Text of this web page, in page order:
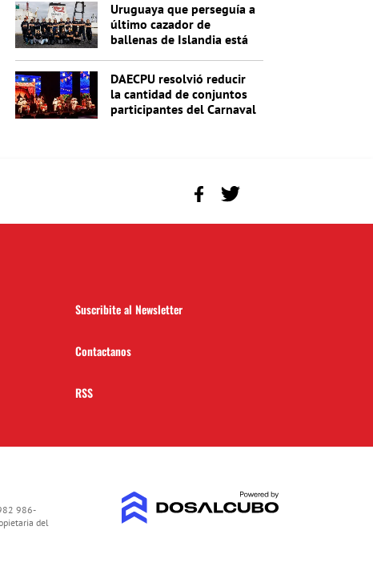
Uruguaya que perseguía a
último cazador de
ballenas de Islandia está
DAECPU resolvió reducir
la cantidad de conjuntos
participantes del Carnaval
Suscribite al Newsletter
Contactanos
RSS
986-
del